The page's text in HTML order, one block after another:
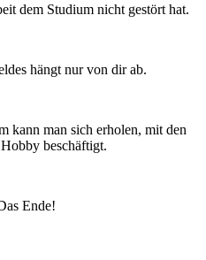
dem Studium nicht gestört hat.
hängt nur von dir ab.
kann man sich erholen, mit den
beschäftigt.
Ende!